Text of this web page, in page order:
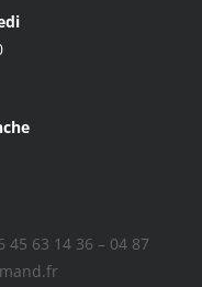
63 14 36 – 04 87